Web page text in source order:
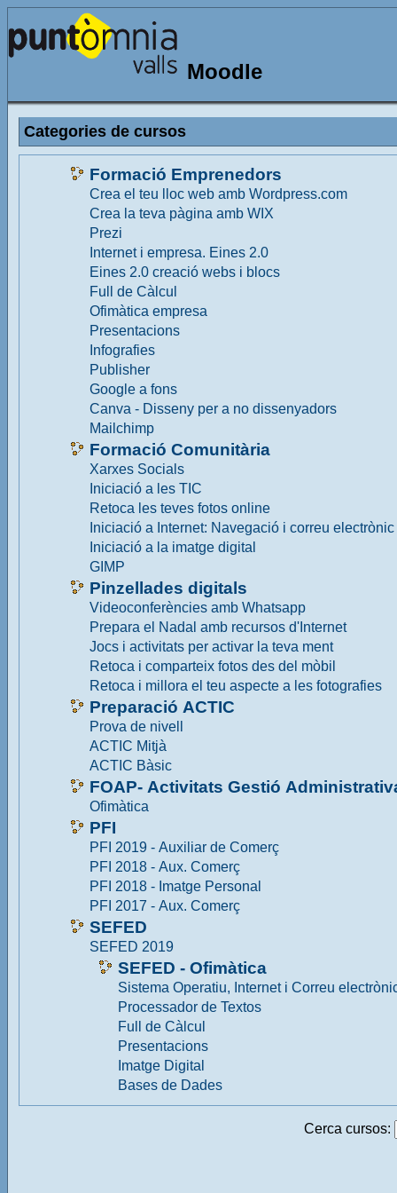
Moodle
Categories de cursos
Formació Emprenedors
Crea el teu lloc web amb Wordpress.com
Crea la teva pàgina amb WIX
Prezi
Internet i empresa. Eines 2.0
Eines 2.0 creació webs i blocs
Full de Càlcul
Ofimàtica empresa
Presentacions
Infografies
Publisher
Google a fons
Canva - Disseny per a no dissenyadors
Mailchimp
Formació Comunitària
Xarxes Socials
Iniciació a les TIC
Retoca les teves fotos online
Iniciació a Internet: Navegació i correu electrònic
Iniciació a la imatge digital
GIMP
Pinzellades digitals
Videoconferències amb Whatsapp
Prepara el Nadal amb recursos d'Internet
Jocs i activitats per activar la teva ment
Retoca i comparteix fotos des del mòbil
Retoca i millora el teu aspecte a les fotografies
Preparació ACTIC
Prova de nivell
ACTIC Mitjà
ACTIC Bàsic
FOAP- Activitats Gestió
Ofimàtica
PFI
PFI 2019 - Auxiliar de Comerç
PFI 2018 - Aux. Comerç
PFI 2018 - Imatge Personal
PFI 2017 - Aux. Comerç
SEFED
SEFED 2019
SEFED - Ofimàtica
Sistema Operatiu, Internet i Correu
Processador de Textos
Full de Càlcul
Presentacions
Imatge Digital
Bases de Dades
Cerca cursos: